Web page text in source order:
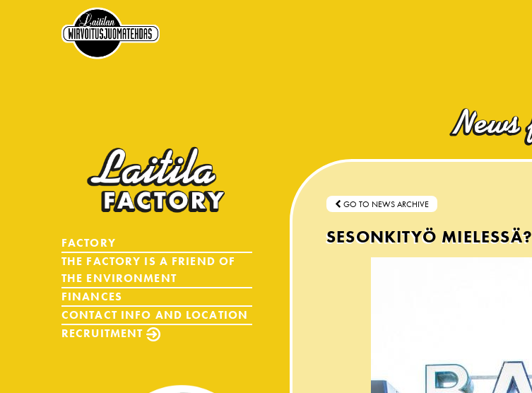
FACTORY
THE FACTORY IS A FRIEND OF
THE ENVIRONMENT
FINANCES
CONTACT INFO AND LOCATION
RECRUITMENT
GO TO NEWS ARCHIVE
SESONKITYÖ MIELESSÄ?